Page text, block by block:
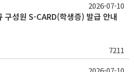
구성원 S-CARD(학생증) 발급 안내
7211
2026-07-10